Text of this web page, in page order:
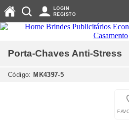
LOGIN
REGISTO
Porta-Chaves Anti-Stress
Código: MK4397-5